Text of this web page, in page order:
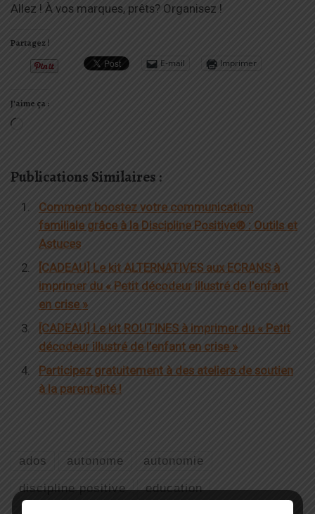
Allez ! À vos marques, prêts? Organisez !
Partagez !
E-mail Imprimer
J’aime ça :
Publications Similaires :
Comment boostez votre communication
familiale grâce à la Discipline Positive® : Outils et
Astuces
[CADEAU] Le kit ALTERNATIVES aux ECRANS à
imprimer du « Petit décodeur illustré de l’enfant
en crise »
[CADEAU] Le kit ROUTINES à imprimer du « Petit
décodeur illustré de l’enfant en crise »
Participez gratuitement à des ateliers de soutien
à la parentalité !
ados autonome autonomie
discipline positive education